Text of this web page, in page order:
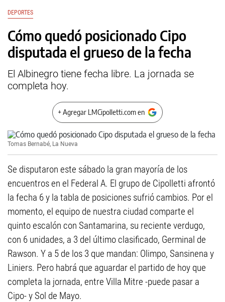
DEPORTES
Cómo quedó posicionado Cipo
disputada el grueso de la fecha
El Albinegro tiene fecha libre. La jornada se
completa hoy.
+ Agregar LMCipolletti.com en
Tomas Bernabé, La Nueva
Se disputaron este sábado la gran mayoría de los
encuentros en el Federal A. El grupo de Cipolletti afrontó
la fecha 6 y la tabla de posiciones sufrió cambios. Por el
momento, el equipo de nuestra ciudad comparte el
quinto escalón con Santamarina, su reciente verdugo,
con 6 unidades, a 3 del último clasificado, Germinal de
Rawson. Y a 5 de los 3 que mandan: Olimpo, Sansinena y
Liniers. Pero habrá que aguardar el partido de hoy que
completa la jornada, entre Villa Mitre -puede pasar a
Cipo- y Sol de Mayo.